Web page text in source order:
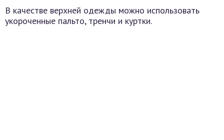
В качестве верхней одежды можно использовать
укороченные пальто, тренчи и куртки.